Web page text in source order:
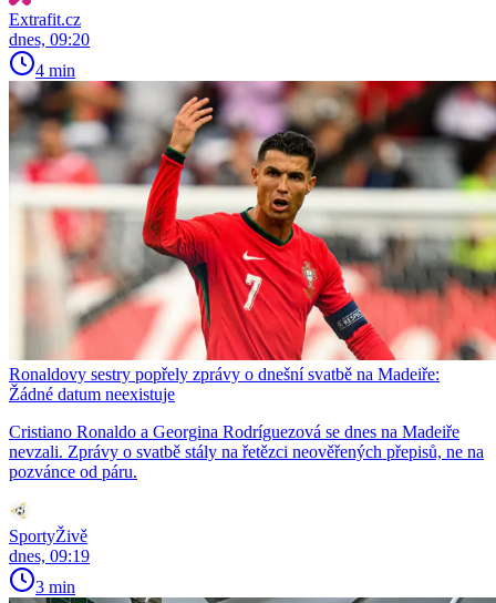
Extrafit.cz
dnes, 09:20
4 min
Ronaldovy sestry popřely zprávy o dnešní svatbě na Madeiře:
Žádné datum neexistuje
Cristiano Ronaldo a Georgina Rodríguezová se dnes na Madeiře
nevzali. Zprávy o svatbě stály na řetězci neověřených přepisů, ne na
pozvánce od páru.
SportyŽivě
dnes, 09:19
3 min